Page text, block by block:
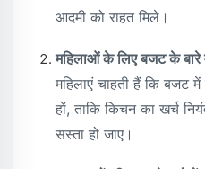
आदमी को राहत मिले।
महिलाओं के लिए बजट के बारे
महिलाएं चाहती हैं कि बजट
हों, ताकि किचन का खर्च
सस्ता हो जाए।